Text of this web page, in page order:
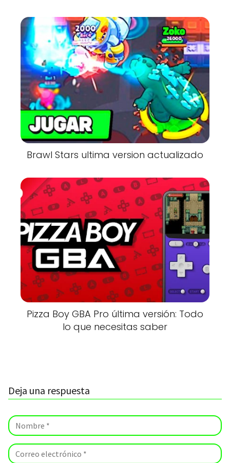
Brawl Stars ultima version actualizado
Pizza Boy GBA Pro última versión: Todo
lo que necesitas saber
Deja una respuesta